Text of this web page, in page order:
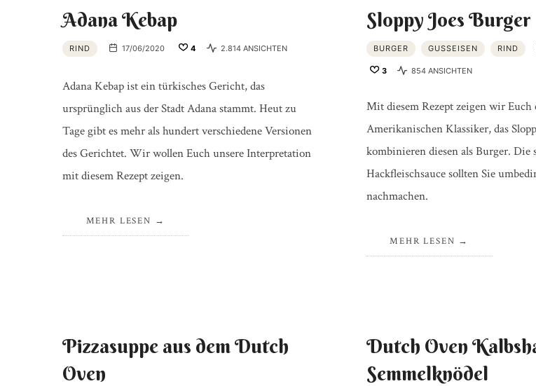
Adana Kebap
RIND 17/06/2020 4 2.814 ANSICHTEN
Adana Kebap ist ein türkisches Gericht, das
ursprünglich aus der Stadt Adana stammt. Heut zu
Tage gibt es mehr als hundert verschiedene Versionen
des Gerichtet. Wir wollen Euch unsere Interpretation
mit diesem Rezept zeigen.
MEHR LESEN
Sloppy Joes Burger
BURGER GUSSEISEN RIND
3 854 ANSICHTEN
Mit diesem Rezept zeigen wir Euch
Amerikanischen Klassiker, das
kombinieren diesen als Burger. Die
Hackfleischsauce sollten Sie
nachmachen.
MEHR LESEN
Pizzasuppe aus dem Dutch
Oven
Dutch Oven
Semmelknödel